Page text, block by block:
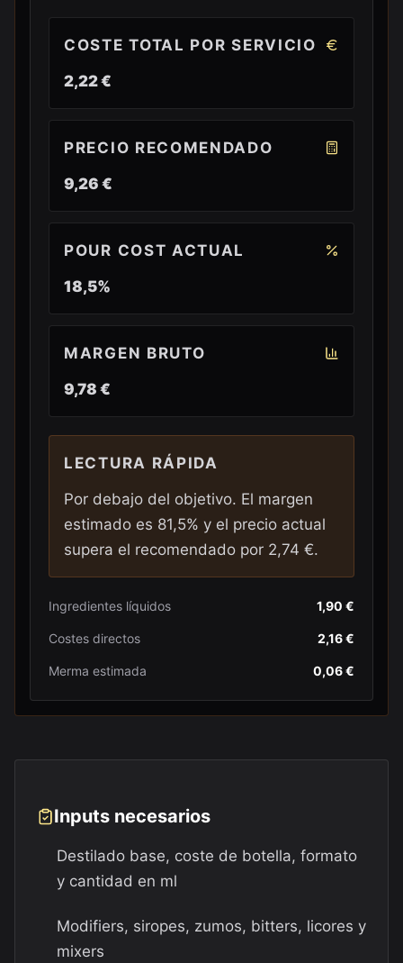
COSTE TOTAL POR SERVICIO
2,22 €
PRECIO RECOMENDADO
9,26 €
POUR COST ACTUAL
18,5%
MARGEN BRUTO
9,78 €
LECTURA RÁPIDA
Por debajo del objetivo. El margen
estimado es 81,5% y el precio actual
supera el recomendado por 2,74 €.
Ingredientes líquidos 1,90 €
Costes directos 2,16 €
Merma estimada 0,06 €
Inputs necesarios
Destilado base, coste de botella, formato
y cantidad en ml
Modifiers, siropes, zumos, bitters, licores y
mixers